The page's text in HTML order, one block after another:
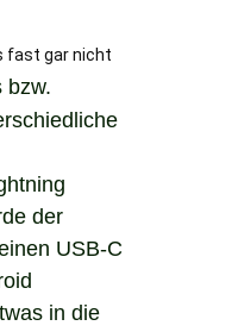
fast gar nicht
bzw.
der
USB-C
in die